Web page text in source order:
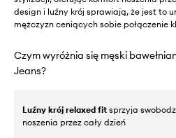
design i luźny krój sprawiają, że jest to
mężczyzn ceniących sobie połączenie
Czym wyróżnia się męski
Jeans?
Luźny krój relaxed fit sprzyja
noszenia przez cały dzień